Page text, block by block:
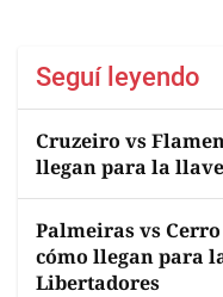
Seguí leyendo
Cruzeiro vs
llegan para la
Palmeiras vs
cómo llegan para
Libertadores